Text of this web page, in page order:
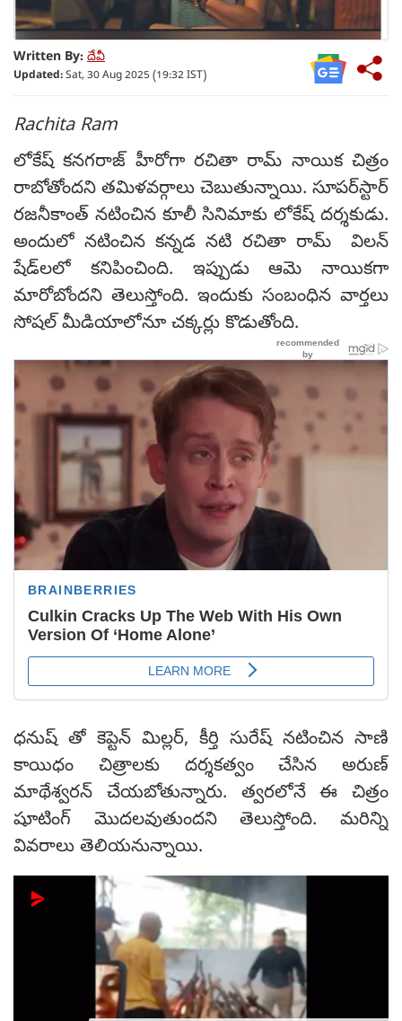
Written By: దేవీ
Updated:Sat, 30 Aug 2025 (19:32 IST)
Rachita Ram
లోకేష్ కనగరాజ్ హీరోగా రచితా రామ్ నాయిక చిత్రం
రాబోతోందని తమిళవర్గాలు చెబుతున్నాయి. సూపర్‌స్టార్
రజనీకాంత్ నటించిన కూలీ సినిమాకు లోకేష్ దర్శకుడు.
అందులో నటించిన కన్నడ నటి రచితా రామ్ విలన్
షేడ్‌లలో కనిపించింది. ఇప్పుడు ఆమె నాయికగా
మారోబోందని తెలుస్తోంది. ఇందుకు సంబంధిన వార్తలు
సోషల్ మీడియాలోనూ చక్కర్లు కొడుతోంది.
ధనుష్ తో కెప్టెన్ మిల్లర్, కీర్తి సురేష్ నటించిన సాణి
కాయిధం చిత్రాలకు దర్శకత్వం చేసిన అరుణ్
మాథేశ్వరన్ చేయబోతున్నారు. త్వరలోనే ఈ చిత్రం
షూటింగ్ మొదలవుతుందని తెలుస్తోంది. మరిన్ని
వివరాలు తెలియనున్నాయి.